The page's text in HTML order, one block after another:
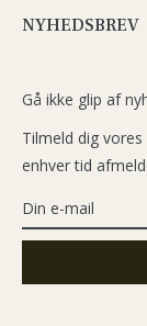
NYHEDSBREV
Gå ikke glip af
Tilmeld dig
enhver tid